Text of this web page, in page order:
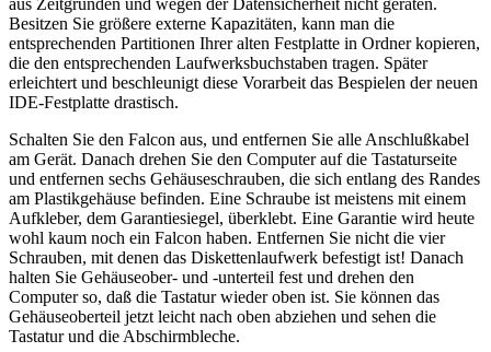
Besitzen Sie größere externe Kapazitäten, kann man die
entsprechenden Partitionen Ihrer alten Festplatte in Ordner kopieren,
die den entsprechenden Laufwerksbuchstaben tragen. Später
erleichtert und beschleunigt diese Vorarbeit das Bespielen der neuen
IDE-Festplatte drastisch.
Schalten Sie den Falcon aus, und entfernen Sie alle Anschlußkabel
am Gerät. Danach drehen Sie den Computer auf die Tastaturseite
und entfernen sechs Gehäuseschrauben, die sich entlang des Randes
am Plastikgehäuse befinden. Eine Schraube ist meistens mit einem
Aufkleber, dem Garantiesiegel, überklebt. Eine Garantie wird heute
wohl kaum noch ein Falcon haben. Entfernen Sie nicht die vier
Schrauben, mit denen das Diskettenlaufwerk befestigt ist! Danach
halten Sie Gehäuseober- und -unterteil fest und drehen den
Computer so, daß die Tastatur wieder oben ist. Sie können das
Gehäuseoberteil jetzt leicht nach oben abziehen und sehen die
Tastatur und die Abschirmbleche.